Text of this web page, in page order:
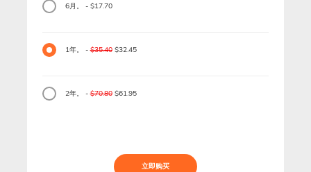
6月。 - $17.70
1年。 -$35.40$32.45
2年。 -$70.80$61.95
立即购买